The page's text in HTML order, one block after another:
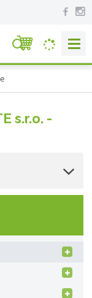
V
d
s.r.o. -